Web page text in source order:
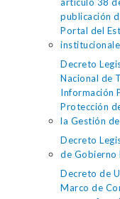
publicación
Portal del
Decreto
Nacional de
Información
Protección
la Gestión
Decreto
de Gobierno
Decreto de
Marco de